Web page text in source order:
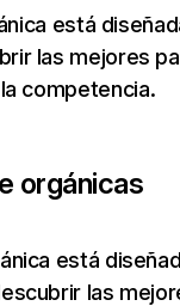
está
las mejores
competencia.
orgánicas
está
las